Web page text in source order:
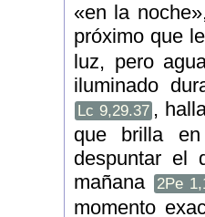
«en la
próximo que
luz, pero
iluminado
Lc 9,29.37 ,
que brilla
despuntar el
mañana
2Pe
momento